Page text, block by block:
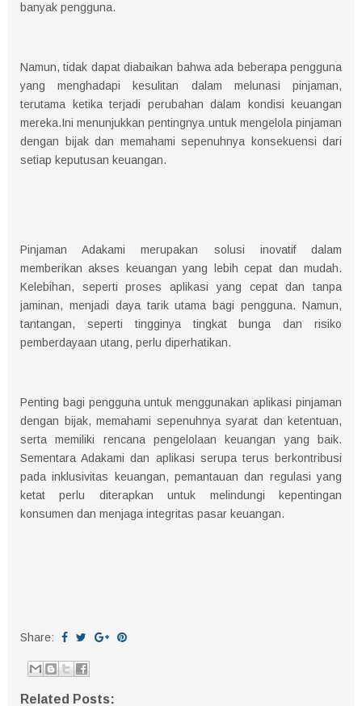
banyak pengguna.
Namun, tidak dapat diabaikan bahwa ada beberapa pengguna
yang menghadapi kesulitan dalam melunasi pinjaman,
terutama ketika terjadi perubahan dalam kondisi keuangan
mereka.Ini menunjukkan pentingnya untuk mengelola pinjaman
dengan bijak dan memahami sepenuhnya konsekuensi dari
setiap keputusan keuangan.
Pinjaman Adakami merupakan solusi inovatif dalam
memberikan akses keuangan yang lebih cepat dan mudah.
Kelebihan, seperti proses aplikasi yang cepat dan tanpa
jaminan, menjadi daya tarik utama bagi pengguna. Namun,
tantangan, seperti tingginya tingkat bunga dan risiko
pemberdayaan utang, perlu diperhatikan.
Penting bagi pengguna untuk menggunakan aplikasi pinjaman
dengan bijak, memahami sepenuhnya syarat dan ketentuan,
serta memiliki rencana pengelolaan keuangan yang baik.
Sementara Adakami dan aplikasi serupa terus berkontribusi
pada inklusivitas keuangan, pemantauan dan regulasi yang
ketat perlu diterapkan untuk melindungi kepentingan
konsumen dan menjaga integritas pasar keuangan.
Share:
Related Posts: